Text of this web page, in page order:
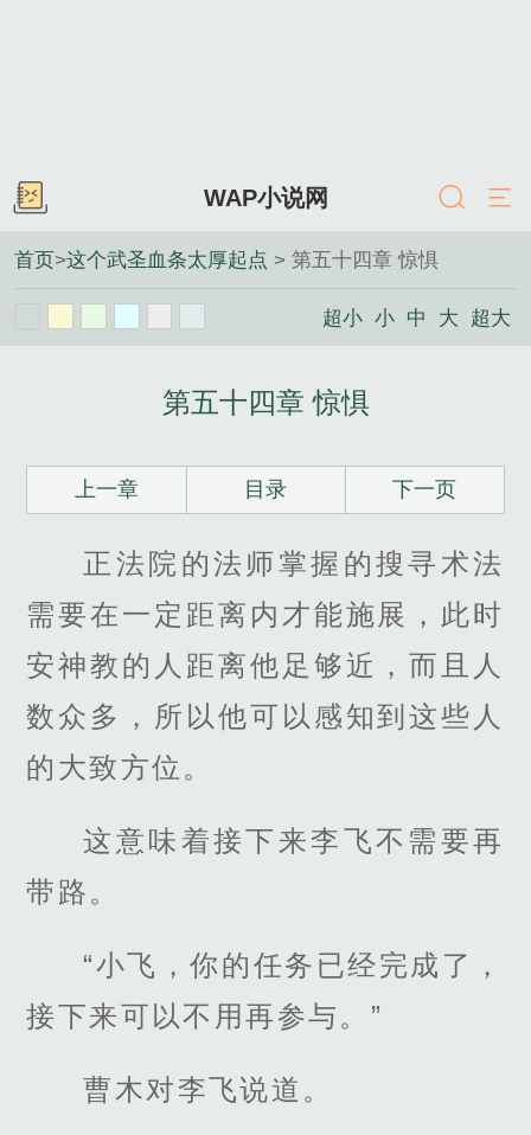
WAP小说网
首页>这个武圣血条太厚起点 > 第五十四章 惊惧
超小 小 中 大 超大
第五十四章 惊惧
上一章 目录 下一页
正法院的法师掌握的搜寻术法
需要在一定距离内才能施展，此时
安神教的人距离他足够近，而且人
数众多，所以他可以感知到这些人
的大致方位。
这意味着接下来李飞不需要再
带路。
“小飞，你的任务已经完成了，
接下来可以不用再参与。”
曹木对李飞说道。